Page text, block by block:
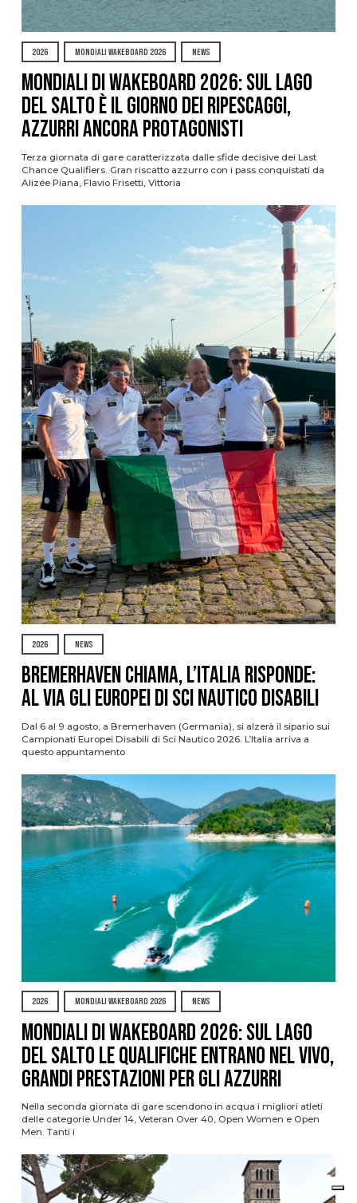
2026 MONDIALI WAKEBOARD 2026 NEWS
Mondiali di Wakeboard 2026: sul Lago
del Salto è il giorno dei ripescaggi,
azzurri ancora protagonisti
Terza giornata di gare caratterizzata dalle sfide decisive dei Last
Chance Qualifiers. Gran riscatto azzurro con i pass conquistati da
Alizée Piana, Flavio Frisetti, Vittoria
2026 NEWS
Bremerhaven chiama, l’Italia risponde:
al via gli Europei di Sci Nautico Disabili
Dal 6 al 9 agosto, a Bremerhaven (Germania), si alzerà il sipario sui
Campionati Europei Disabili di Sci Nautico 2026. L’Italia arriva a
questo appuntamento
2026 MONDIALI WAKEBOARD 2026 NEWS
Mondiali di Wakeboard 2026: sul Lago
del Salto le qualifiche entrano nel vivo,
grandi prestazioni per gli azzurri
Nella seconda giornata di gare scendono in acqua i migliori atleti
delle categorie Under 14, Veteran Over 40, Open Women e Open
Men. Tanti i